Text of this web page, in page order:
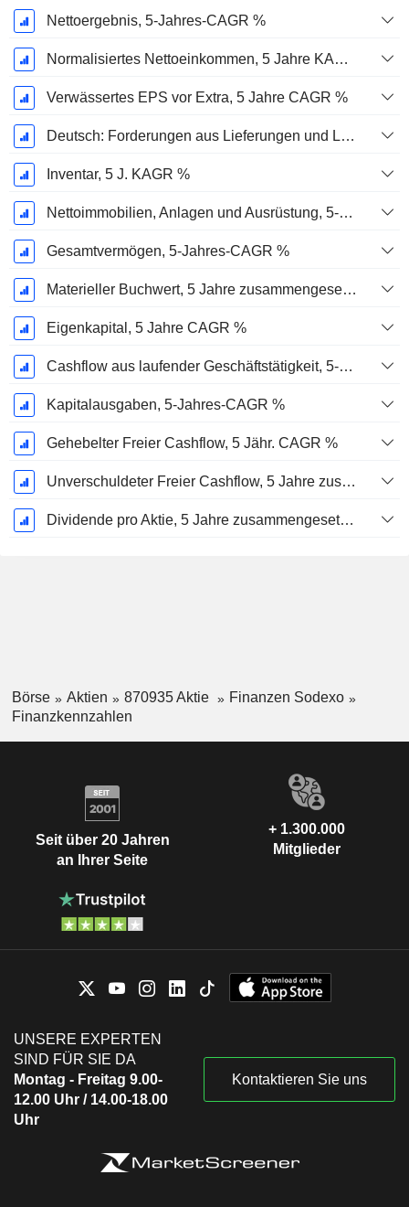
Nettoergebnis, 5-Jahres-CAGR %
Normalisiertes Nettoeinkommen, 5 Jahre KAGR %
Verwässertes EPS vor Extra, 5 Jahre CAGR %
Deutsch: Forderungen aus Lieferungen und Leistungen, 5-Jahres-CAGR %
Inventar, 5 J. KAGR %
Nettoimmobilien, Anlagen und Ausrüstung, 5-Jahres-CAGR %
Gesamtvermögen, 5-Jahres-CAGR %
Materieller Buchwert, 5 Jahre zusammengesetzte jährliche Wachstumsrate %
Eigenkapital, 5 Jahre CAGR %
Cashflow aus laufender Geschäftstätigkeit, 5-Jahres-CAGR %
Kapitalausgaben, 5-Jahres-CAGR %
Gehebelter Freier Cashflow, 5 Jähr. CAGR %
Unverschuldeter Freier Cashflow, 5 Jahre zusammengesetzte jährliche Wachstumsrate %
Dividende pro Aktie, 5 Jahre zusammengesetzte jährliche Wachstumsrate %
Börse Aktien 870935 Aktie
Finanzen Sodexo
Finanzkennzahlen
Seit über 20 Jahren
an Ihrer Seite
+ 1.300.000
Mitglieder
UNSERE EXPERTEN
SIND FÜR SIE DA
Montag - Freitag 9.00-
12.00 Uhr / 14.00-18.00
Uhr
Kontaktieren Sie uns